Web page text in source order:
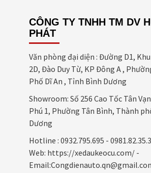
CÔNG TY TNHH TM DV
PHÁT
Văn phòng đại diện : Đường D1,
2D, Đào Duy Từ, KP Đông A ,
Phố Dĩ An , Tỉnh Bình Dương
Showroom: Số 256 Cao Tốc Tân
Phú 1, Phường Tân Bình, Thành
Dương
Hotline : 0932.795.695 -
Web: https://xedaukeocu.com/ -